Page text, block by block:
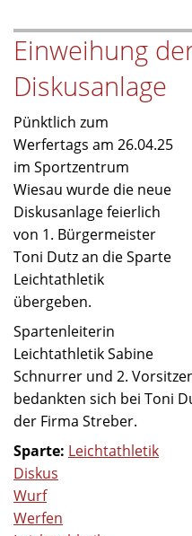
(Tag
1)
Einweihung
Diskusanlage
Pünktlich zum
Werfertags am 26.04.25
im Sportzentrum
Wiesau wurde die neue
Diskusanlage feierlich
von 1. Bürgermeister
Toni Dutz an die Sparte
Leichtathletik
übergeben.
Spartenleiterin
Leichtathletik Sabine
Schnurrer und 2.
bedankten sich bei Toni
der Firma Streber.
Sparte: Leichtathletik
Diskus
Wurf
Werfen